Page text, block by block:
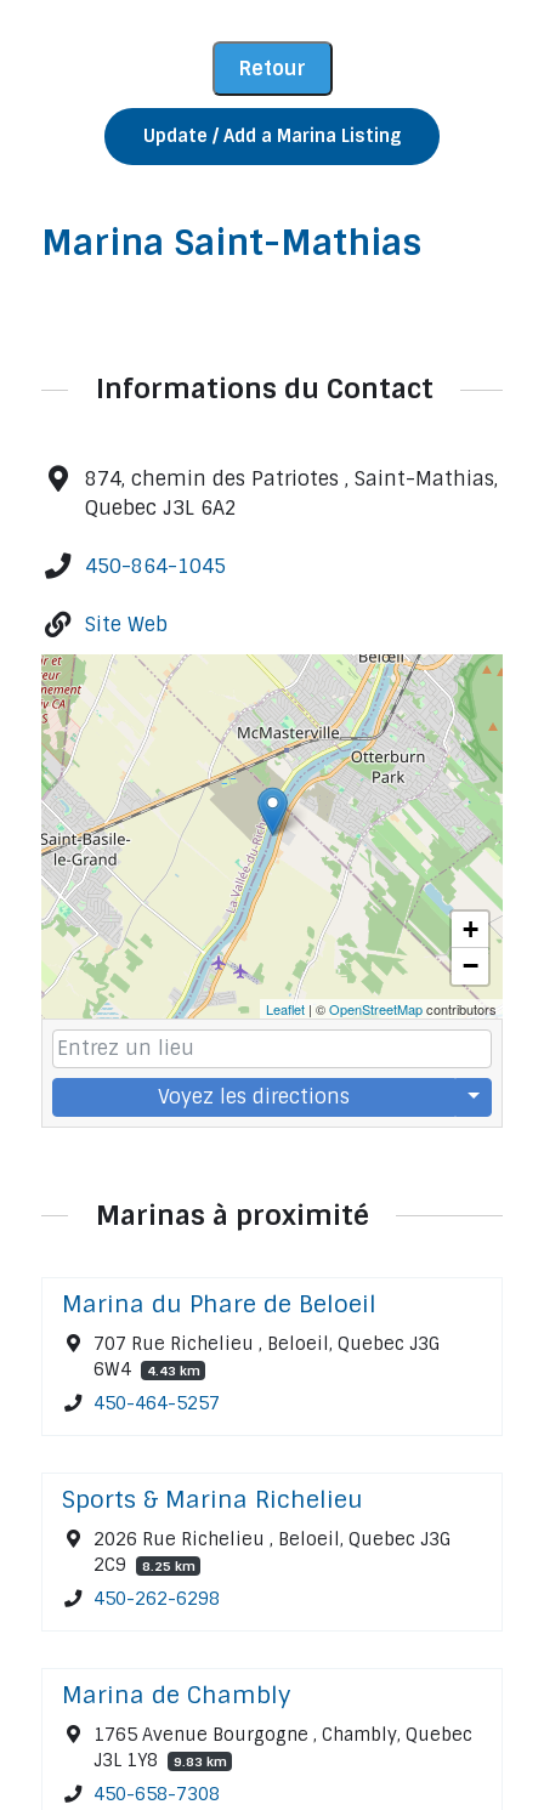
Update / Add a Marina Listing
Marina Saint-Mathias
Informations du Contact
874, chemin des Patriotes , Saint-Mathias,
Quebec J3L 6A2
450-864-1045
Site Web
+
−
Leaflet | ©OpenStreetMapcontributors
Voyez les directions
Marinas à proximité
Marina du Phare de Beloeil
707 Rue Richelieu , Beloeil, Quebec J3G
6W4
4.43 km
450-464-5257
Sports & Marina Richelieu
2026 Rue Richelieu , Beloeil, Quebec J3G
2C9
8.25 km
450-262-6298
Marina de Chambly
1765 Avenue Bourgogne , Chambly, Quebec
J3L 1Y8
9.83 km
450-658-7308